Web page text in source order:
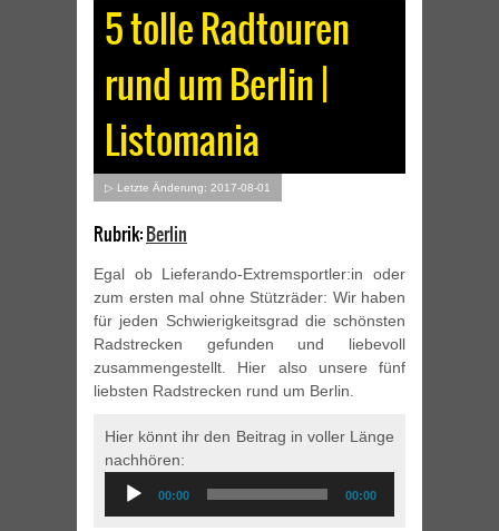
5 tolle Radtouren
rund um Berlin |
Listomania
▷ Letzte Änderung: 2017-08-01
Rubrik:Berlin
Egal ob Lieferando-Extremsportler:in oder
zum ersten mal ohne Stützräder: Wir haben
für jeden Schwierigkeitsgrad die schönsten
Radstrecken gefunden und liebevoll
zusammengestellt. Hier also unsere fünf
liebsten Radstrecken rund um Berlin.
Hier könnt ihr den Beitrag in voller Länge
nachhören:
Audio
Player
00:00 00:00